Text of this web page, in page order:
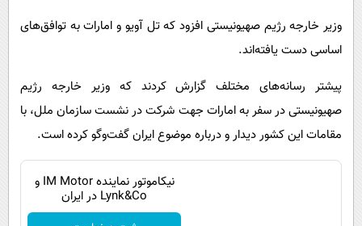
وزیر خارجه رژیم صهیونیستی افزود که تل آویو و امارات به توافق‌های
اساسی دست یافته‌اند.
پیشتر رسانه‌های مختلف گزارش کردند که وزیر خارجه رژیم
صهیونیستی در سفر به امارات جهت شرکت در نشست سازمان ملل، با
مقامات این کشور دیدار و درباره موضوع ایران گفت‌وگو کرده است.
نیکاموتور نماینده IM Motor و
Lynk&Co در ایران